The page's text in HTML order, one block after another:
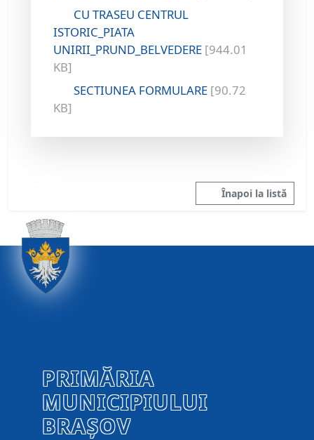
CU TRASEU CENTRUL
ISTORIC_PIATA
UNIRII_PRUND_BELVEDERE [944.01
KB]
SECTIUNEA FORMULARE [90.72
KB]
Înapoi la listă
PRIMĂRIA
MUNICIPIULUI
BRAȘOV